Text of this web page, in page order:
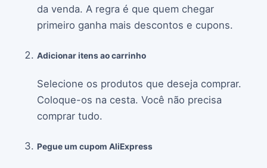
da venda. A regra é que quem chegar
primeiro ganha mais descontos e cupons.
Adicionar itens ao carrinho
Selecione os produtos que deseja comprar.
Coloque-os na cesta. Você não precisa
comprar tudo.
Pegue um cupom AliExpress